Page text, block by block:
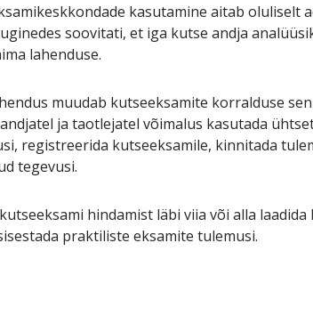
kasutamine aitab oluliselt
soovitati, et iga kutse andja
lahenduse.
muudab kutseeksamite korralduse
ja taotlejatel võimalus kasutada
registreerida kutseeksamile, kinnitada
tegevusi.
hindamist läbi viia või alla
praktiliste eksamite tulemusi.